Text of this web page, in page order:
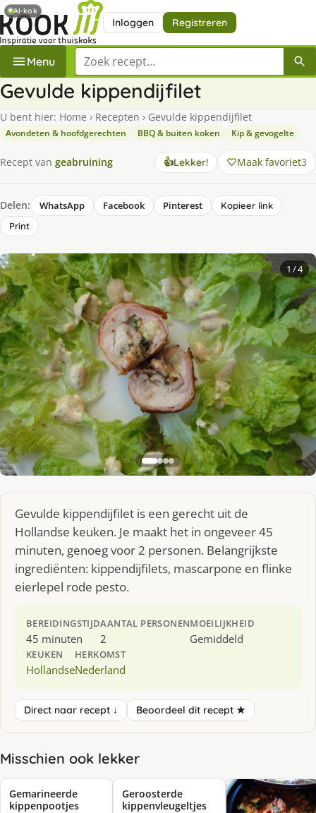
Inloggen Registreren
Menu Zoek een recept
Gevulde kippendijfilet
U bent hier: Home › Recepten › Gevulde kippendijfilet
Avondeten & hoofdgerechten BBQ & buiten koken Kip & gevogelte
Recept van geabruining 👍Lekker! Maak favoriet3
Delen: WhatsApp Facebook Pinterest
Kopieer link
Print
1 / 4
Gevulde kippendijfilet is een gerecht uit de
Hollandse keuken. Je maakt het in ongeveer 45
minuten, genoeg voor 2 personen. Belangrijkste
ingrediënten: kippendijfilets, mascarpone en flinke
eierlepel rode pesto.
BEREIDINGSTIJD
45 minuten
AANTAL PERSONEN
2
MOEILIJKHEID
Gemiddeld
KEUKEN
Hollandse
HERKOMST
Nederland
Direct naar recept ↓ Beoordeel dit recept ★
Misschien ook lekker
Gemarineerde
kippenpootjes
Geroosterde
kippenvleugeltjes
AI-kok